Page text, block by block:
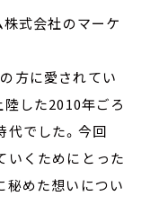
式会社のマーケ
方に愛されてい
陸した2010年ごろ
代でした。今回
いくためにとった
秘めた想いについ